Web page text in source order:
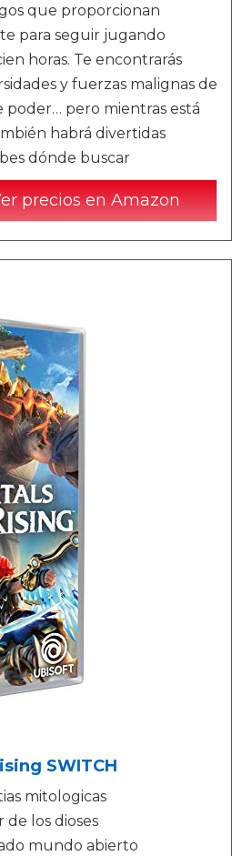
que proporcionan
para seguir jugando
horas. Te encontrarás
y fuerzas malignas de
poder… pero mientras está
habrá divertidas
dónde buscar
precios en Amazon
SWITCH
mitologicas
los dioses
mundo abierto